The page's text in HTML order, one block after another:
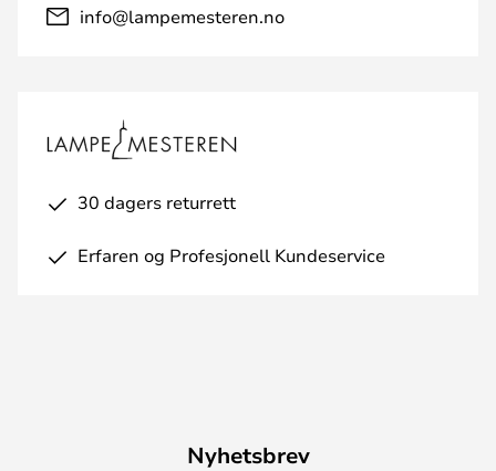
info@lampemesteren.no
30 dagers returrett
Erfaren og Profesjonell Kundeservice
Nyhetsbrev